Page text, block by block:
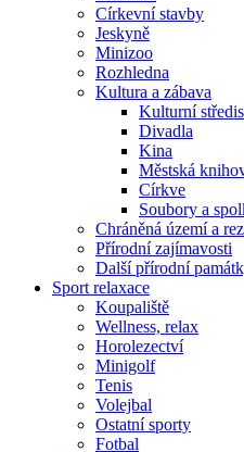
Církevní stavby
Jeskyně
Minizoo
Rozhledna
Kultura a zábava
Kulturní
Divadla
Kina
Městská
Církve
Soubory a
Chráněná území a
Přírodní zajímavosti
Další přírodní
Sport relaxace
Koupaliště
Wellness, relax
Horolezectví
Minigolf
Tenis
Volejbal
Ostatní sporty
Fotbal